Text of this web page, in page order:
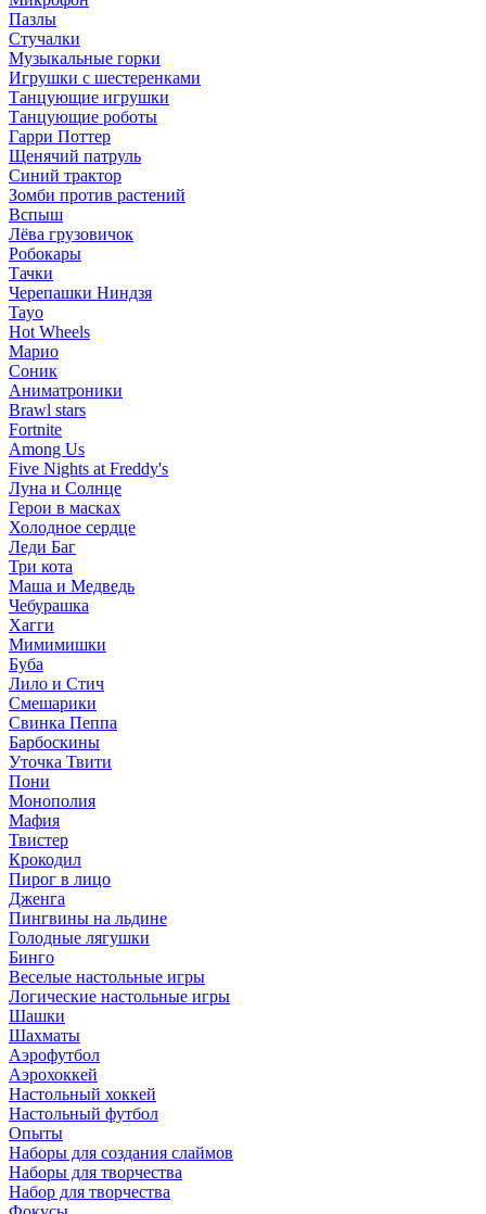
Пазлы
Стучалки
Музыкальные горки
Игрушки с шестеренками
Танцующие игрушки
Танцующие роботы
Гарри Поттер
Щенячий патруль
Синий трактор
Зомби против растений
Вспыш
Лёва грузовичок
Робокары
Тачки
Черепашки Ниндзя
Tayo
Hot Wheels
Марио
Соник
Аниматроники
Brawl stars
Fortnite
Among Us
Five Nights at Freddy's
Луна и Солнце
Герои в масках
Холодное сердце
Леди Баг
Три кота
Маша и Медведь
Чебурашка
Хагги
Мимимишки
Буба
Лило и Стич
Смешарики
Свинка Пеппа
Барбоскины
Уточка Твити
Пони
Монополия
Мафия
Твистер
Крокодил
Пирог в лицо
Дженга
Пингвины на льдине
Голодные лягушки
Бинго
Веселые настольные игры
Логические настольные игры
Шашки
Шахматы
Аэрофутбол
Аэрохоккей
Настольный хоккей
Настольный футбол
Опыты
Наборы для создания слаймов
Наборы для творчества
Набор для творчества